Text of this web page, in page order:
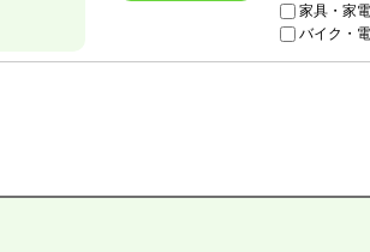
家具・家
バイク・